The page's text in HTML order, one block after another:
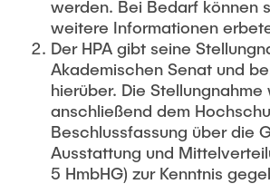
werden. Bei Bedarf können
weitere Informationen
Der HPA gibt seine
Akademischen Senat und
hierüber. Die Stellungnahme
anschließend dem
Beschlussfassung über die
Ausstattung und
5 HmbHG) zur Kenntnis